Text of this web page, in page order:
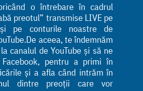
o întrebare în cadrul
preotul” transmise LIVE pe
și pe conturile noastre de
aceea, te îndemnăm
canalul de YouTube și să ne
pentru a primi în
și a afla când intrăm în
dintre preoții care vor